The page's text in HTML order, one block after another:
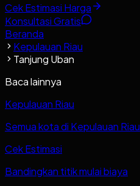
Cek Estimasi Harga
Konsultasi Gratis
Beranda
Kepulauan Riau
Tanjung Uban
Baca lainnya
Kepulauan Riau
Semua kota di Kepulauan Riau
Cek Estimasi
Bandingkan titik mulai biaya